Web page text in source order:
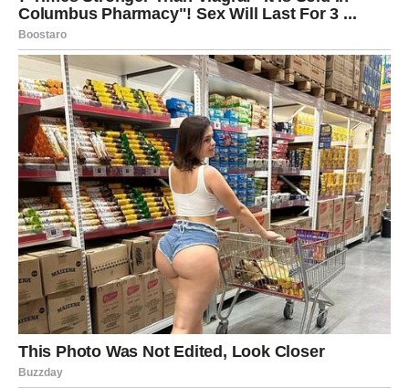
Ako si slobodan – susret koji deluje sudbinski.
Ako si u vezi – jačanje bliskosti.
Nedelja ti donosi unutrašnji mir i osećaj zahvalnosti.